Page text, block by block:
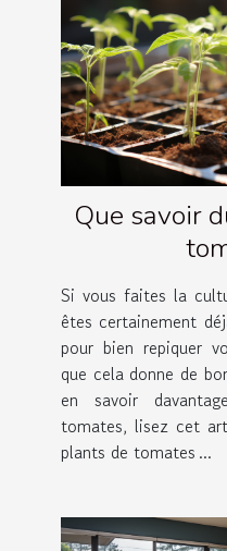
Que savoir
Si vous faites la
êtes certainement
pour bien repiquer
que cela donne de
en savoir
tomates, lisez cet
plants de tomates ...